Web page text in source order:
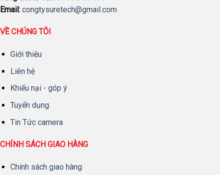
Email: congtysuretech@gmail.com
VỀ CHÚNG TÔI
Giới thiệu
Liên hệ
Khiếu nại - góp ý
Tuyển dụng
Tin Tức camera
CHÍNH SÁCH GIAO HÀNG
Chính sách giao hàng